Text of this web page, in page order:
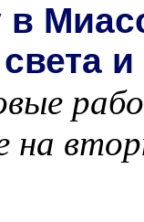
в
света
на